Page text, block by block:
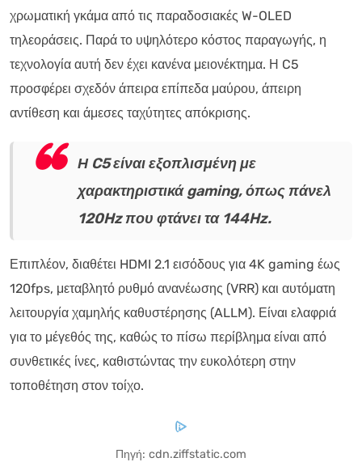
χρωματική γκάμα από τις παραδοσιακές W-OLED
τηλεοράσεις. Παρά το υψηλότερο κόστος παραγωγής, η
τεχνολογία αυτή δεν έχει κανένα μειονέκτημα. Η C5
προσφέρει σχεδόν άπειρα επίπεδα μαύρου, άπειρη
αντίθεση και άμεσες ταχύτητες απόκρισης.
Η C5 είναι εξοπλισμένη με
χαρακτηριστικά gaming, όπως πάνελ
120Hz που φτάνει τα 144Hz.
Επιπλέον, διαθέτει HDMI 2.1 εισόδους για 4K gaming έως
120fps, μεταβλητό ρυθμό ανανέωσης (VRR) και αυτόματη
λειτουργία χαμηλής καθυστέρησης (ALLM). Είναι ελαφριά
για το μέγεθός της, καθώς το πίσω περίβλημα είναι από
συνθετικές ίνες, καθιστώντας την ευκολότερη στην
τοποθέτηση στον τοίχο.
Πηγή: cdn.ziffstatic.com